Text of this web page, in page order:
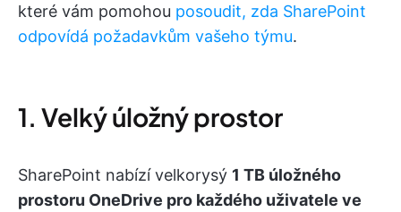
které vám pomohou posoudit, zda SharePoint
odpovídá požadavkům vašeho týmu.
1. Velký úložný prostor
SharePoint nabízí velkorysý 1 TB úložného
prostoru OneDrive pro každého uživatele ve